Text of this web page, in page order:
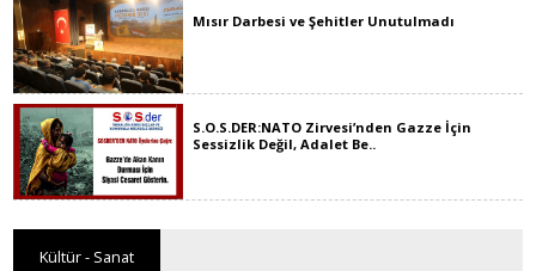
Mısır Darbesi ve Şehitler Unutulmadı
S.O.S.DER:NATO Zirvesi’nden Gazze İçin
Sessizlik Değil, Adalet Be..
Kültür - Sanat